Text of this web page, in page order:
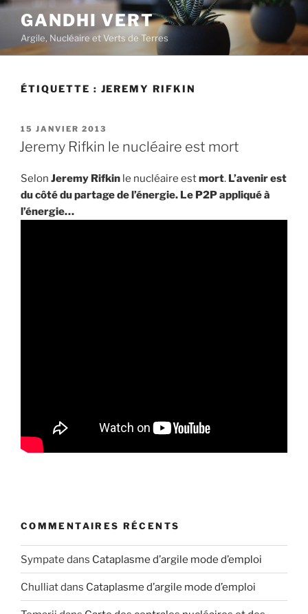
Aller
contenu
principal
GANDHI VERT
Argile, Nucléaire et Verts de Terres
ÉTIQUETTE : JEREMY RIFKIN
PUBLIÉ
LE
15 JANVIER 2013
Jeremy Rifkin le nucléaire est mort
Selon Jeremy Rifkin le nucléaire estmort. L’avenir est
du côté du partage de l’énergie. Le P2P appliqué à
l’énergie…
COMMENTAIRES RÉCENTS
Sympate dans Cataplasme d’argile mode d’emploi
Chulliatdans Cataplasme d’argile mode d’emploi